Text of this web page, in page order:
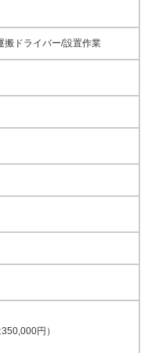
搬ドライバー/設置作業
円）